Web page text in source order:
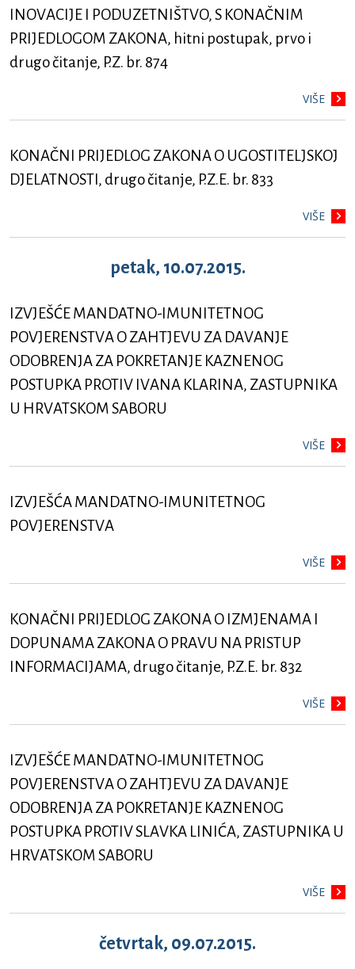
INOVACIJE I PODUZETNIŠTVO, S KONAČNIM
PRIJEDLOGOM ZAKONA, hitni postupak, prvo i
drugo čitanje, P.Z. br. 874
VIŠE
KONAČNI PRIJEDLOG ZAKONA O UGOSTITELJSKOJ
DJELATNOSTI, drugo čitanje, P.Z.E. br. 833
VIŠE
petak, 10.07.2015.
IZVJEŠĆE MANDATNO-IMUNITETNOG
POVJERENSTVA O ZAHTJEVU ZA DAVANJE
ODOBRENJA ZA POKRETANJE KAZNENOG
POSTUPKA PROTIV IVANA KLARINA, ZASTUPNIKA
U HRVATSKOM SABORU
VIŠE
IZVJEŠĆA MANDATNO-IMUNITETNOG
POVJERENSTVA
VIŠE
KONAČNI PRIJEDLOG ZAKONA O IZMJENAMA I
DOPUNAMA ZAKONA O PRAVU NA PRISTUP
INFORMACIJAMA, drugo čitanje, P.Z.E. br. 832
VIŠE
IZVJEŠĆE MANDATNO-IMUNITETNOG
POVJERENSTVA O ZAHTJEVU ZA DAVANJE
ODOBRENJA ZA POKRETANJE KAZNENOG
POSTUPKA PROTIV SLAVKA LINIĆA, ZASTUPNIKA U
HRVATSKOM SABORU
VIŠE
četvrtak, 09.07.2015.